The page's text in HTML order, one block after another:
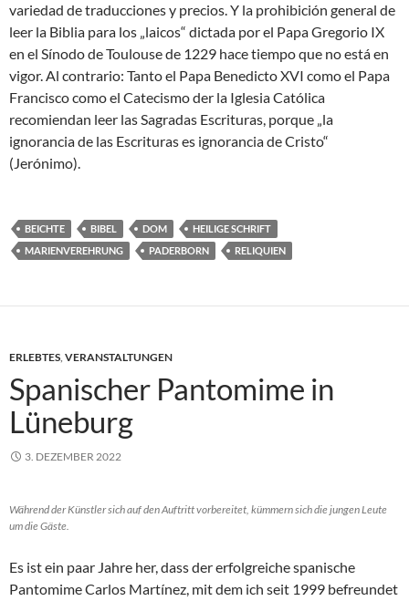
variedad de traducciones y precios. Y la prohibición general de
leer la Biblia para los „laicos“ dictada por el Papa Gregorio IX
en el Sínodo de Toulouse de 1229 hace tiempo que no está en
vigor. Al contrario: Tanto el Papa Benedicto XVI como el Papa
Francisco como el Catecismo der la Iglesia Católica
recomiendan leer las Sagradas Escrituras, porque „la
ignorancia de las Escrituras es ignorancia de Cristo“
(Jerónimo).
BEICHTE BIBEL DOM
HEILIGE SCHRIFT
MARIENVEREHRUNG
PADERBORN RELIQUIEN
ERLEBTES, VERANSTALTUNGEN
Spanischer Pantomime in
Lüneburg
3. DEZEMBER 2022
Während der Künstler sich auf den Auftritt vorbereitet, kümmern sich die jungen Leute
um die Gäste.
Es ist ein paar Jahre her, dass der erfolgreiche spanische
Pantomime Carlos Martínez, mit dem ich seit 1999 befreundet